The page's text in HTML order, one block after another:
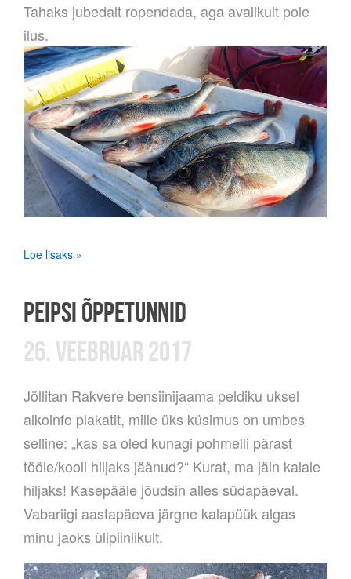
Tahaks jubedalt ropendada, aga avalikult pole
ilus.
Loe lisaks »
PEIPSI ÕPPETUNNID
26. VEEBRUAR 2017
Jõllitan Rakvere bensiinijaama peldiku uksel
alkoinfo plakatit, mille üks küsimus on umbes
selline: „kas sa oled kunagi pohmelli pärast
tööle/kooli hiljaks jäänud?“ Kurat, ma jäin kalale
hiljaks! Kasepääle jõudsin alles südapäeval.
Vabariigi aastapäeva järgne kalapüük algas
minu jaoks ülipiinlikult.